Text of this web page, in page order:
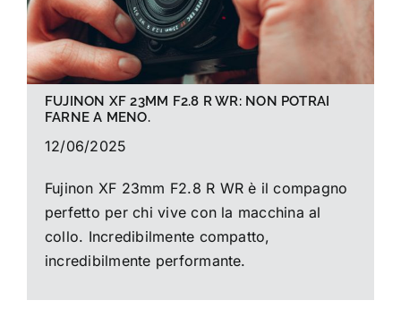
FUJINON XF 23MM F2.8 R WR: NON POTRAI
FARNE A MENO.
12/06/2025
Fujinon XF 23mm F2.8 R WR è il compagno
perfetto per chi vive con la macchina al
collo. Incredibilmente compatto,
incredibilmente performante.